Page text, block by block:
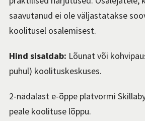
saavutanud ei ole väljastatakse
koolitusel osalemisest.
Hind sisaldab: Lõunat või
puhul) koolituskeskuses.
2-nädalast e-õppe platvormi
peale koolituse lõppu.